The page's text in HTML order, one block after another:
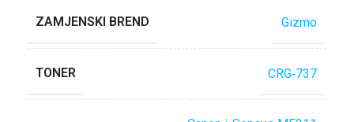
ZAMJENSKI BREND Gizmo
TONER CRG‐737